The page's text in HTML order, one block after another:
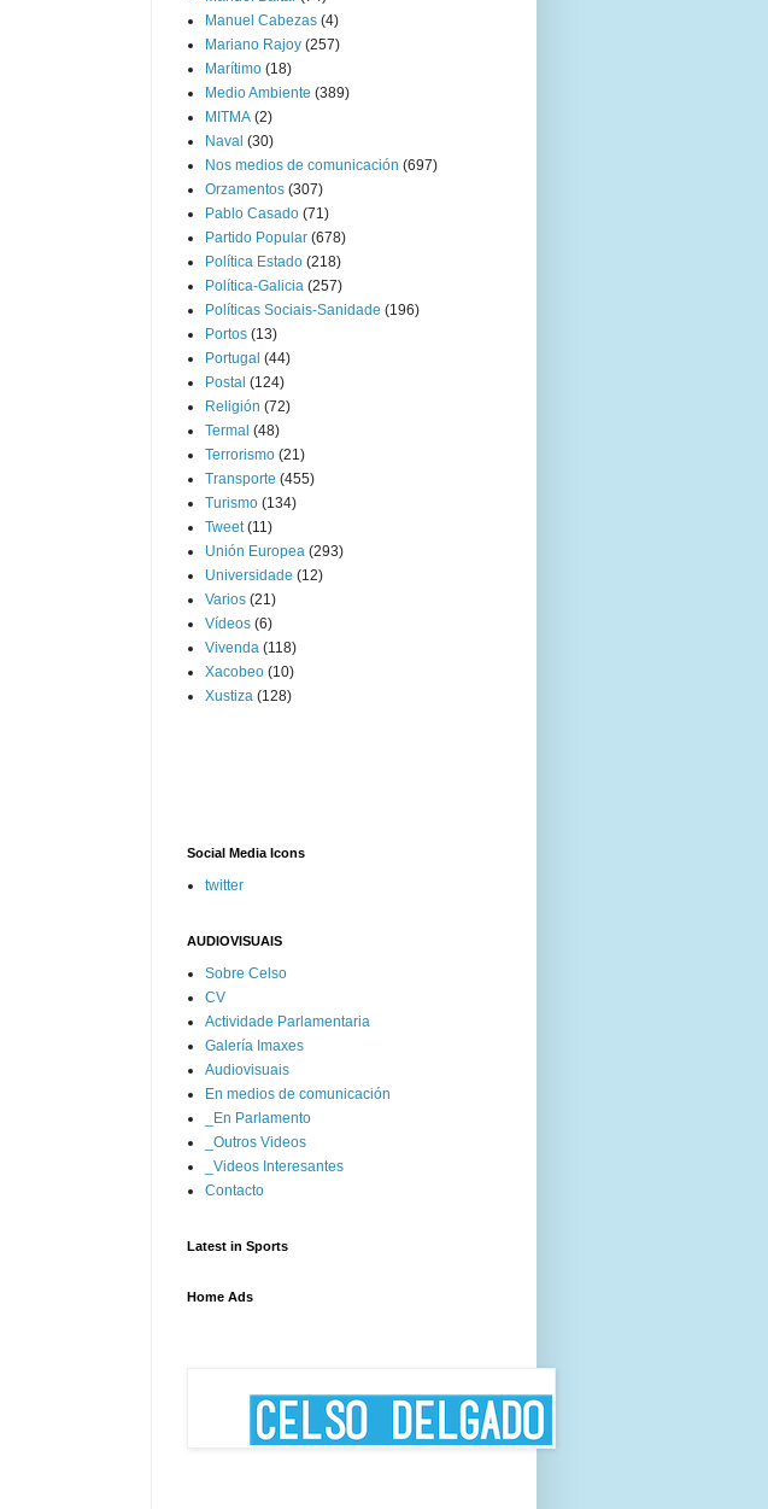
Manuel Cabezas (4)
Mariano Rajoy (257)
Marítimo (18)
Medio Ambiente (389)
MITMA (2)
Naval (30)
Nos medios de comunicación (697)
Orzamentos (307)
Pablo Casado (71)
Partido Popular (678)
Política Estado (218)
Política-Galicia (257)
Políticas Sociais-Sanidade (196)
Portos (13)
Portugal (44)
Postal (124)
Religión (72)
Termal (48)
Terrorismo (21)
Transporte (455)
Turismo (134)
Tweet (11)
Unión Europea (293)
Universidade (12)
Varios (21)
Vídeos (6)
Vivenda (118)
Xacobeo (10)
Xustiza (128)
Social Media Icons
twitter
AUDIOVISUAIS
Sobre Celso
CV
Actividade Parlamentaria
Galería Imaxes
Audiovisuais
En medios de comunicación
_En Parlamento
_Outros Videos
_Videos Interesantes
Contacto
Latest in Sports
Home Ads